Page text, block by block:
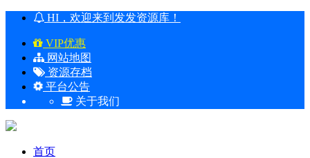
HI，欢迎来到发发资源库！
VIP优惠
网站地图
资源存档
平台公告
关于我们
首页